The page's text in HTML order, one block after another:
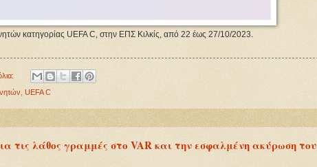
κατηγορίας UEFA C, στην ΕΠΣ Κιλκίς, από 22 έως 27/10/2023.
UEFA C
τις λάθος γραμμές στο VAR και την εσφαλμένη ακύρωση του